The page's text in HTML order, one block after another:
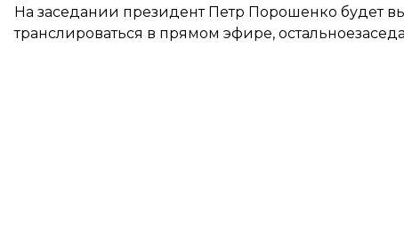
На заседании президент Петр Порошенко будет
транслироваться в прямом эфире,